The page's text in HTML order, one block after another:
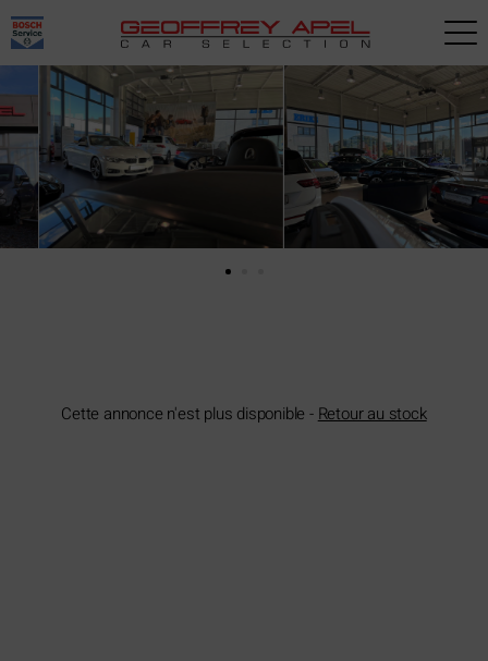
Cette annonce n'est plus disponible - Retour au stock